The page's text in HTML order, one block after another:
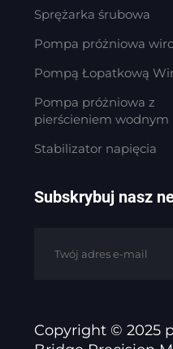
Sprężarka śrubowa
Pompa próżniowa
Pompą Łopatkową
Pompa próżniowa z
pierścieniem wodnym
Stabilizator napięcia
Subskrybuj nasz
Copyright © 2025